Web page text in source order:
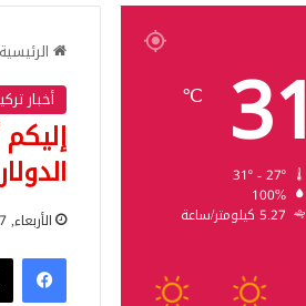
الرئيسية
أخبار
الدولار
الأربعاء, 27 أكتوبر, 2021
31
℃
100%
5.27 كيلومتر/ساعة